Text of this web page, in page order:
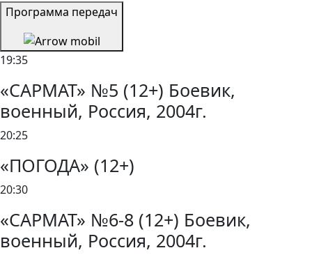
Программа передач
19:35
«САРМАТ» №5 (12+) Боевик,
военный, Россия, 2004г.
20:25
«ПОГОДА» (12+)
20:30
«САРМАТ» №6-8 (12+) Боевик,
военный, Россия, 2004г.